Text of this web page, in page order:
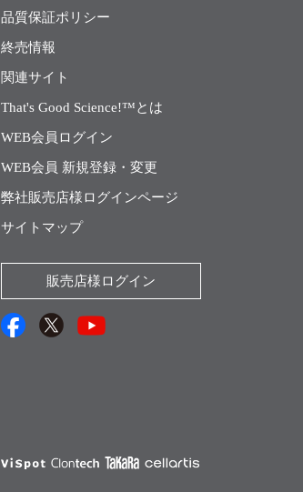
品質保証ポリシー
終売情報
関連サイト
That's Good Science!™とは
WEB会員ログイン
WEB会員 新規登録・変更
弊社販売店様ログインページ
サイトマップ
販売店様ログイン